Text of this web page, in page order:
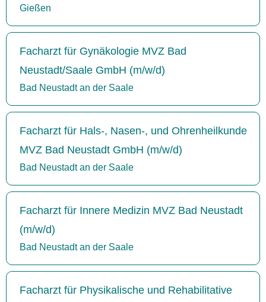
Gießen
Facharzt für Gynäkologie MVZ Bad
Neustadt/Saale GmbH (m/w/d)
Bad Neustadt an der Saale
Facharzt für Hals-, Nasen-, und Ohrenheilkunde
MVZ Bad Neustadt GmbH (m/w/d)
Bad Neustadt an der Saale
Facharzt für Innere Medizin MVZ Bad Neustadt
(m/w/d)
Bad Neustadt an der Saale
Facharzt für Physikalische und Rehabilitative